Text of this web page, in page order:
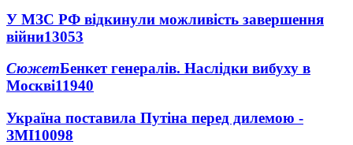
У МЗС РФ відкинули можливість завершення
війни13053
СюжетБенкет генералів. Наслідки вибуху в
Москві11940
Україна поставила Путіна перед дилемою -
ЗМІ10098